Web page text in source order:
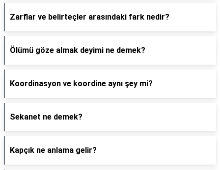
Zarflar ve belirteçler arasındaki fark nedir?
Ölümü göze almak deyimi ne demek?
Koordinasyon ve koordine aynı şey mi?
Sekanet ne demek?
Kapçık ne anlama gelir?